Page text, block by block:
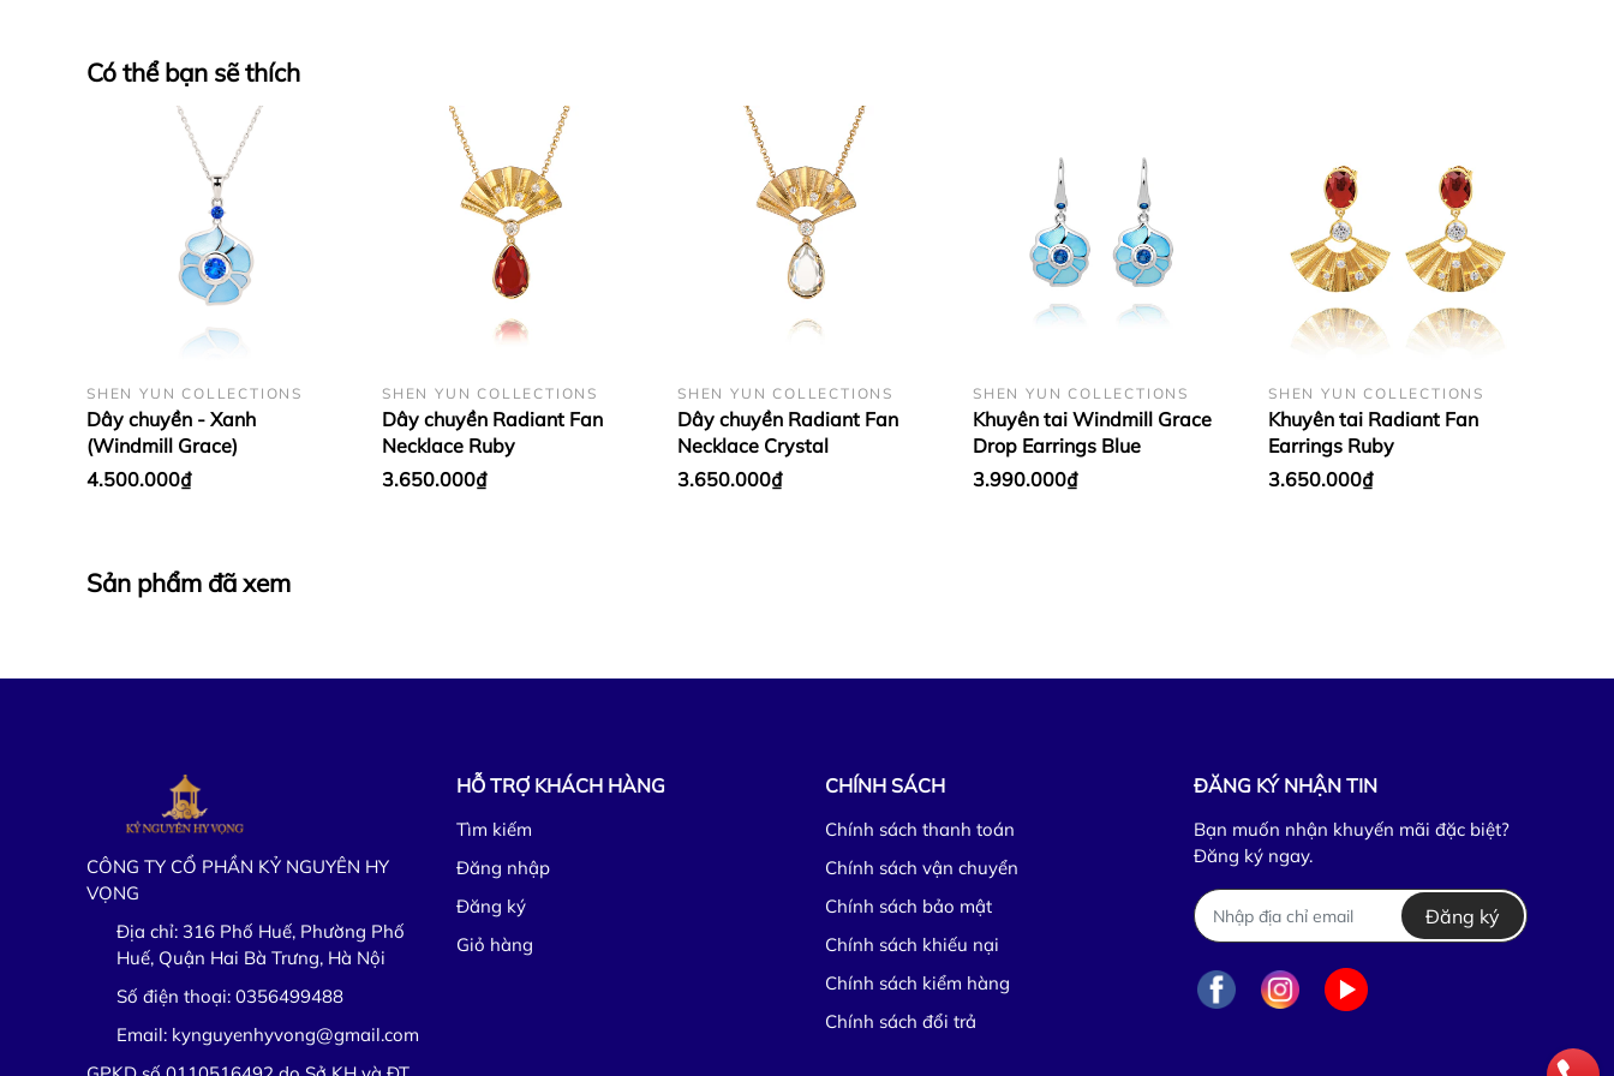
Có thể bạn sẽ thích
SHEN YUN COLLECTIONS
Dây chuyền - Xanh
(Windmill Grace)
4.500.000₫
SHEN YUN COLLECTIONS
Dây chuyền Radiant Fan
Necklace Ruby
3.650.000₫
SHEN YUN COLLECTIONS
Dây chuyền Radiant Fan
Necklace Crystal
3.650.000₫
SHEN YUN COLLECTIONS
Khuyên tai Windmill Grace
Drop Earrings Blue
3.990.000₫
SHEN YUN COLLECTIONS
Khuyên tai Radiant Fan
Earrings Ruby
3.650.000₫
Sản phẩm đã xem
CÔNG TY CỔ PHẦN KỶ NGUYÊN HY
VỌNG
Địa chỉ: 316 Phố Huế, Phường Phố
Huế, Quận Hai Bà Trưng, Hà Nội
Số điện thoại: 0356499488
Email: kynguyenhyvong@gmail.com
HỖ TRỢ KHÁCH HÀNG
Tìm kiếm
Đăng nhập
Đăng ký
Giỏ hàng
CHÍNH SÁCH
Chính sách thanh toán
Chính sách vận chuyển
Chính sách bảo mật
Chính sách khiếu nại
Chính sách kiểm hàng
Chính sách đổi trả
ĐĂNG KÝ NHẬN TIN
Bạn muốn nhận khuyến mãi đặc biệt?
Đăng ký ngay.
Đăng ký